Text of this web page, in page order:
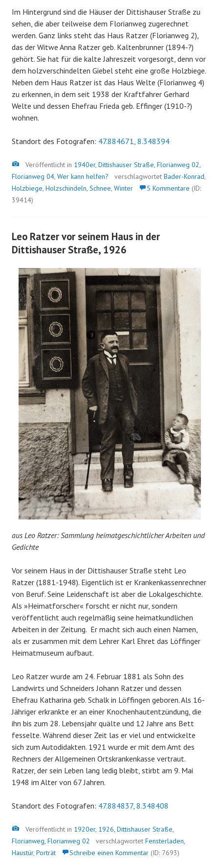
Im Hintergrund sind die Häuser der Dittishauser Straße zu
sehen, die aber teilweise dem Florianweg zugerechnet
werden. Ganz links steht das Haus Ratzer (Florianweg 2),
das der Witwe Anna Ratzer geb. Kaltenbrunner (1894-?)
gehört. Sie hat für die kalte Jahreszeit vorgesorgt, denn vor
dem holzverschindelten Giebel steht eine große Holzbiege.
Neben dem Haus Ratzer ist das Haus Welte (Florianweg 4)
zu erkennen, in dem seit 1938 der Kraftfahrer Gerhard
Welte und dessen Ehefrau Frieda geb. Effinger (1910-?)
wohnen.
Standort des Fotografen: 47.884671, 8.348394
Bild
Veröffentlicht in 1940er, Dittishauser Straße, Florianweg 02,
Florianweg 04, Wer kann helfen? verschlagwortet Bader-Konrad,
Holzbiege, Holzschindeln, Schnee, Winter 5 Kommentare (ID:
39414)
Leo Ratzer vor seinem Haus in der
Dittishauser Straße, 1926
aus Leo Ratzer: Sammlung heimatgeschichtlicher Arbeiten und
Gedichte
Vor seinem Haus in der Dittishauser Straße steht Leo
Ratzer (1881-1948). Eigentlich ist er Krankenkassenrechner
von Beruf. Seine Leidenschaft ist aber die Lokalgeschichte.
Als »Heimatforscher« forscht er nicht nur, sondern
veröffentlicht auch regelmäßig seine heimatkundlichen
Arbeiten in der Zeitung. Er macht sich auch einen Namen,
als er zusammen mit dem Lehrer Karl Ehret das Löffinger
Heimatmuseum aufbaut.
Leo Ratzer wurde am 24. Februar 1881 als Sohn des
Landwirts und Schneiders Johann Ratzer und dessen
Ehefrau Katharina geb. Schalk in Löffingen geboren. Als 16-
Jähriger erkrankte er an einer Knochenhautentzündung, die
ihn bis zum 28. Lebensjahr quälte und 12 Jahre ans Bett
fesselte. Während dieser Zeit las er viel und entwickelte
sich zum Autodidakten. 1921 wurde er mit dem Amt des
Rechners der Allgemeinen Ortskrankenkasse vertraut.
Ratzer, der sein Leben lang ledig bleibt, stirbt am 9. Mai
1948 im Alter von 67 Jahren.
Standort des Fotografen: 47.884837, 8.348408
Bild
Veröffentlicht in 1920er, 1926, Dittishauser Straße,
Florianweg, Florianweg 02 verschlagwortet Fensterladen,
Haustür, Porträt Schreibe einen Kommentar (ID: 7693)